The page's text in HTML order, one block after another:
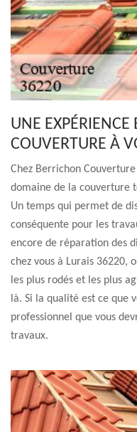
UNE
COUVERTURE À
Chez Berrichon
domaine de la couverture
Un temps qui permet de
conséquente pour les
encore de réparation des
chez vous à Lurais 36220,
les plus rodés et les plus
là. Si la qualité est ce que
professionnel que vous
travaux.